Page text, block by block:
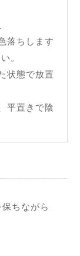
落ちします
。
状態で放置
平置きで陰
ちながら